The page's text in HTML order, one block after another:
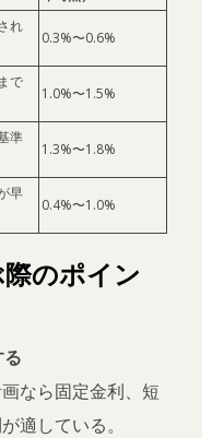
れ
0.3%〜0.6%
で
1.0%〜1.5%
準
1.3%〜1.8%
早
0.4%〜1.0%
のポイン
なら固定金利、短
適している。